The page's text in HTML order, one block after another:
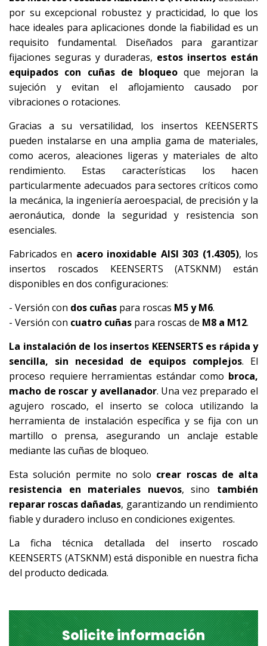
por su excepcional robustez y practicidad, lo que los
hace ideales para aplicaciones donde la fiabilidad es un
requisito fundamental. Diseñados para garantizar
fijaciones seguras y duraderas, estos insertos están
equipados con cuñas de bloqueoque mejoran la
sujeción y evitan el aflojamiento causado por
vibraciones o rotaciones.
Gracias a su versatilidad, los insertos KEENSERTS
pueden instalarse en una amplia gama de materiales,
como aceros, aleaciones ligeras y materiales de alto
rendimiento. Estas características los hacen
particularmente adecuados para sectores críticos como
la mecánica, la ingeniería aeroespacial, de precisión y la
aeronáutica, donde la seguridad y resistencia son
esenciales.
Fabricados en acero inoxidable AISI 303 (1.4305), los
insertos roscados KEENSERTS (ATSKNM) están
disponibles en dos configuraciones:
- Versión con dos cuñas para roscas M5 y M6.
- Versión con cuatro cuñas para roscas de M8 a M12.
La instalación de los insertos KEENSERTS es rápida y
sencilla, sin necesidad de equipos complejos. El
proceso requiere herramientas estándar como broca,
macho de roscar y avellanador. Una vez preparado el
agujero roscado, el inserto se coloca utilizando la
herramienta de instalación específica y se fija con un
martillo o prensa, asegurando un anclaje estable
mediante las cuñas de bloqueo.
Esta solución permite no solo crear roscas de alta
resistencia en materiales nuevos, sino también
reparar roscas dañadas, garantizando un rendimiento
fiable y duradero incluso en condiciones exigentes.
La ficha técnica detallada del inserto roscado
KEENSERTS (ATSKNM) está disponible en nuestra ficha
del producto dedicada.
Solicite información